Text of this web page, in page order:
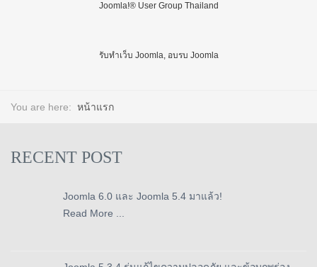
Joomla!® User Group Thailand
รับทำเว็บ Joomla, อบรบ Joomla
You are here: หน้าแรก
RECENT POST
Joomla 6.0 และ Joomla 5.4 มาแล้ว!
Read More ...